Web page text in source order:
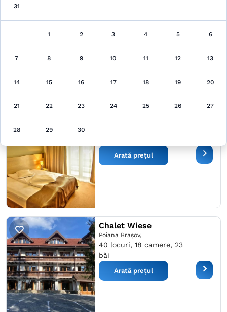
Hotel Escalade
Arată prețul
Chalet Wiese
Poiana Braşov,
40 locuri, 18 camere, 23
băi
Arată prețul
31
1 2 3 4 5 6
7 8 9 10 11 12 13
14 15 16 17 18 19 20
21 22 23 24 25 26 27
28 29 30